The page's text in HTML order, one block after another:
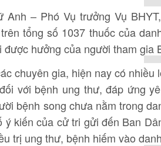
Anh – Phó Vụ trưởng Vụ
tổng số 1037 thuốc của
được hưởng của người tham gia
chuyên gia, hiện nay có
với bệnh ung thư, đáp ứng
bệnh song chưa nằm trong
ý kiến của cử tri gửi đến Ban
trị ung thư, bệnh hiếm vào